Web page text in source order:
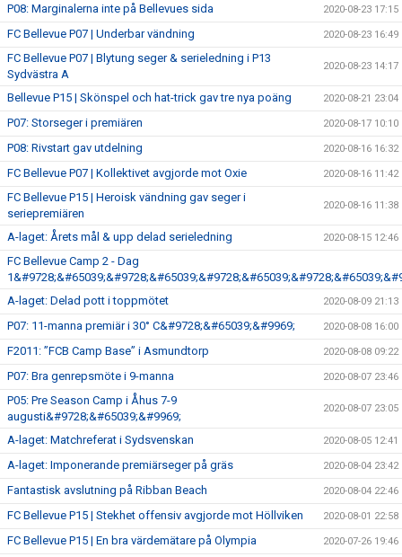
P08: Marginalerna inte på Bellevues sida 2020-08-23 17:15
FC Bellevue P07 | Underbar vändning 2020-08-23 16:49
FC Bellevue P07 | Blytung seger & serieledning i P13
Sydvästra A
2020-08-23 14:17
Bellevue P15 | Skönspel och hat-trick gav tre nya poäng 2020-08-21 23:04
P07: Storseger i premiären 2020-08-17 10:10
P08: Rivstart gav utdelning 2020-08-16 16:32
FC Bellevue P07 | Kollektivet avgjorde mot Oxie 2020-08-16 11:42
FC Bellevue P15 | Heroisk vändning gav seger i
seriepremiären
2020-08-16 11:38
A-laget: Årets mål & upp delad serieledning 2020-08-15 12:46
FC Bellevue Camp 2 - Dag
A-laget: Delad pott i toppmötet
2020-08-09 21:13
P07: 11-manna premiär i 30° C&#9728;&#65039;&#9969; 2020-08-08 16:00
F2011: ”FCB Camp Base” i Asmundtorp 2020-08-08 09:22
P07: Bra genrepsmöte i 9-manna 2020-08-07 23:46
P05: Pre Season Camp i Åhus 7-9
augusti&#9728;&#65039;&#9969;
2020-08-07 23:05
A-laget: Matchreferat i Sydsvenskan 2020-08-05 12:41
A-laget: Imponerande premiärseger på gräs 2020-08-04 23:42
Fantastisk avslutning på Ribban Beach 2020-08-04 22:46
FC Bellevue P15 | Stekhet offensiv avgjorde mot Höllviken 2020-08-01 22:58
FC Bellevue P15 | En bra värdemätare på Olympia 2020-07-26 19:46